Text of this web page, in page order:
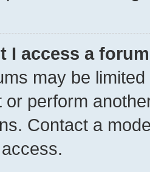
I access a
may be
or perform
Contact a